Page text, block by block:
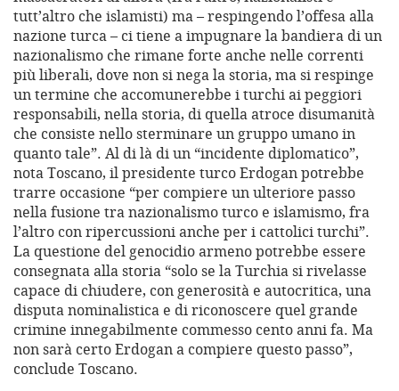
tutt’altro che islamisti) ma – respingendo l’offesa alla
nazione turca – ci tiene a impugnare la bandiera di un
nazionalismo che rimane forte anche nelle correnti
più liberali, dove non si nega la storia, ma si respinge
un termine che accomunerebbe i turchi ai peggiori
responsabili, nella storia, di quella atroce disumanità
che consiste nello sterminare un gruppo umano in
quanto tale”. Al di là di un “incidente diplomatico”,
nota Toscano, il presidente turco Erdogan potrebbe
trarre occasione “per compiere un ulteriore passo
nella fusione tra nazionalismo turco e islamismo, fra
l’altro con ripercussioni anche per i cattolici turchi”.
La questione del genocidio armeno potrebbe essere
consegnata alla storia “solo se la Turchia si rivelasse
capace di chiudere, con generosità e autocritica, una
disputa nominalistica e di riconoscere quel grande
crimine innegabilmente commesso cento anni fa. Ma
non sarà certo Erdogan a compiere questo passo”,
conclude Toscano.